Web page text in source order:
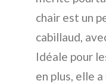
chair est un
cabillaud,
Idéale pour
en plus, elle